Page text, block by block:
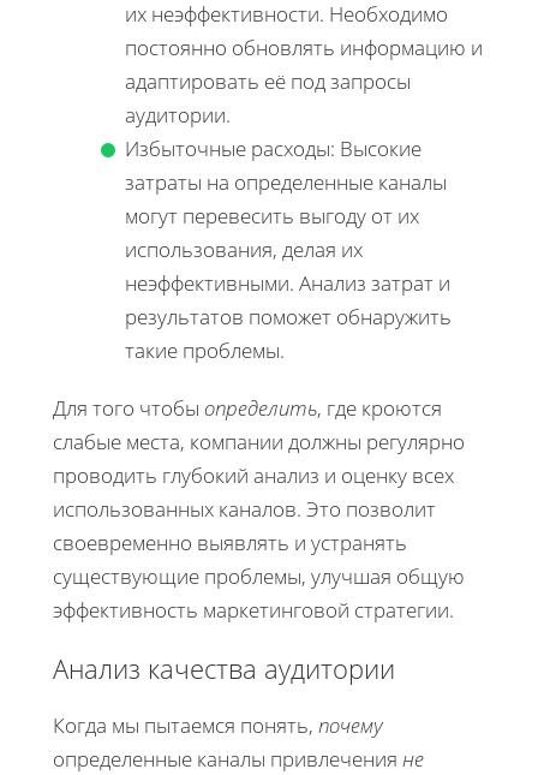
их неэффективности. Необходимо
постоянно обновлять информацию и
адаптировать её под запросы
аудитории.
Избыточные расходы: Высокие
затраты на определенные каналы
могут перевесить выгоду от их
использования, делая их
неэффективными. Анализ затрат и
результатов поможет обнаружить
такие проблемы.
Для того чтобы определить, где кроются
слабые места, компании должны регулярно
проводить глубокий анализ и оценку всех
использованных каналов. Это позволит
своевременно выявлять и устранять
существующие проблемы, улучшая общую
эффективность маркетинговой стратегии.
Анализ качества аудитории
Когда мы пытаемся понять, почему
определенные каналы привлечения не